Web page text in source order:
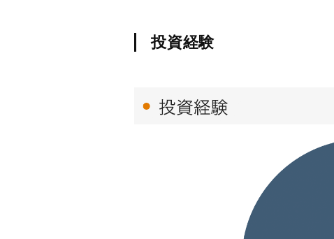
投資経験